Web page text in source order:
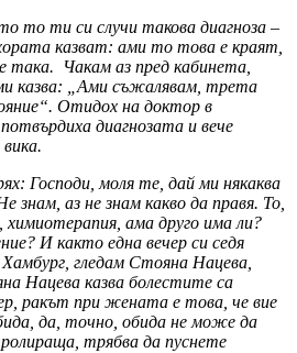
то ти си случи такова диагноза –
казват: ами то това е краят,
Чакам аз пред кабинета,
казва: „Ами съжалявам, трета
Отидох на доктор в
диагнозата и вече
Господи, моля те, дай ми някаква
знам, аз не знам какво да правя. То,
химиотерапия, ама друго има ли?
И както една вечер си седя
гледам Стояна Нацева,
Нацева казва болестите са
ракът при жената е това, че вие
да, точно, обида не може да
трябва да пуснете